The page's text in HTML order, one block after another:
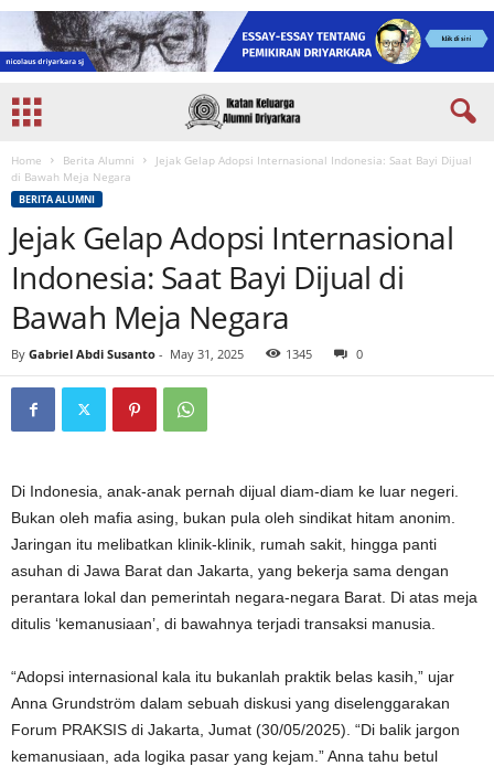
Home Berita Alumni
Jejak Gelap Adopsi Internasional Indonesia: Saat Bayi Dijual
di Bawah Meja Negara
BERITA ALUMNI
Jejak Gelap Adopsi Internasional
Indonesia: Saat Bayi Dijual di
Bawah Meja Negara
By Gabriel Abdi Susanto - May 31, 2025 1345 0
Di Indonesia, anak-anak pernah dijual diam-diam ke luar negeri.
Bukan oleh mafia asing, bukan pula oleh sindikat hitam anonim.
Jaringan itu melibatkan klinik-klinik, rumah sakit, hingga panti
asuhan di Jawa Barat dan Jakarta, yang bekerja sama dengan
perantara lokal dan pemerintah negara-negara Barat. Di atas meja
ditulis ‘kemanusiaan’, di bawahnya terjadi transaksi manusia.
“Adopsi internasional kala itu bukanlah praktik belas kasih,” ujar
Anna Grundström dalam sebuah diskusi yang diselenggarakan
Forum PRAKSIS di Jakarta, Jumat (30/05/2025). “Di balik jargon
kemanusiaan, ada logika pasar yang kejam.” Anna tahu betul